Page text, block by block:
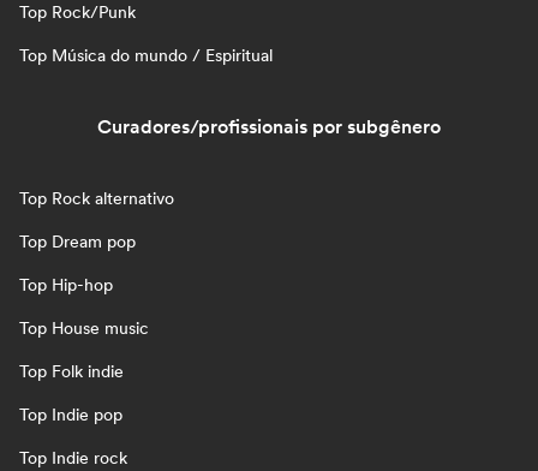
Top Rock/Punk
Top Música do mundo / Espiritual
Curadores/profissionais por subgênero
Top Rock alternativo
Top Dream pop
Top Hip-hop
Top House music
Top Folk indie
Top Indie pop
Top Indie rock